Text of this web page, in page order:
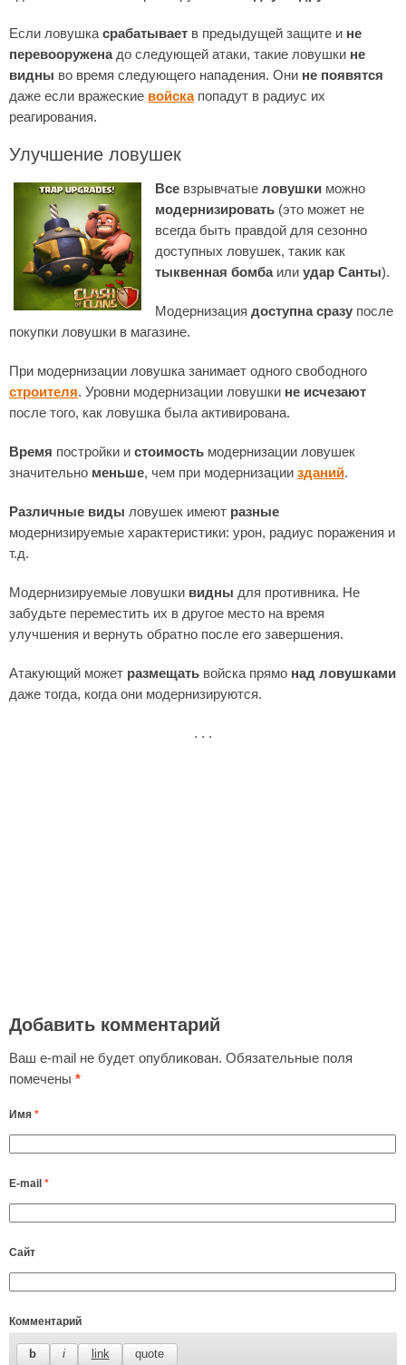
Если ловушка срабатывает в предыдущей защите и не
перевооруженадо следующей атаки, такие ловушки не
видны во время следующего нападения. Они не появятся
даже если вражеские войскапопадут в радиус их
реагирования.
Улучшение ловушек
Все взрывчатыеловушки можно
модернизировать (это может не
всегда быть правдой для сезонно
доступных ловушек, такик как
тыквенная бомбаилиудар Cанты).
Модернизациядоступна сразу после
покупки ловушки в магазине.
При модернизации ловушка занимает одного свободного
строителя. Уровни модернизации ловушки не исчезают
после того, как ловушка была активирована.
Время постройки и стоимость модернизации ловушек
значительно меньше, чем при модернизации зданий.
Различные виды ловушек имеют разные
модернизируемые характеристики: урон, радиус поражения и
т.д.
Модернизируемые ловушки видны для противника. Не
забудьте переместить их в другое место на время
улучшения и вернуть обратно после его завершения.
Атакующий может размещать войска прямо над ловушками
даже тогда, когда они модернизируются.
. . .
Добавить комментарий
Ваш e-mail не будет опубликован. Обязательные поля
помечены *
Имя *
E-mail *
Сайт
Комментарий